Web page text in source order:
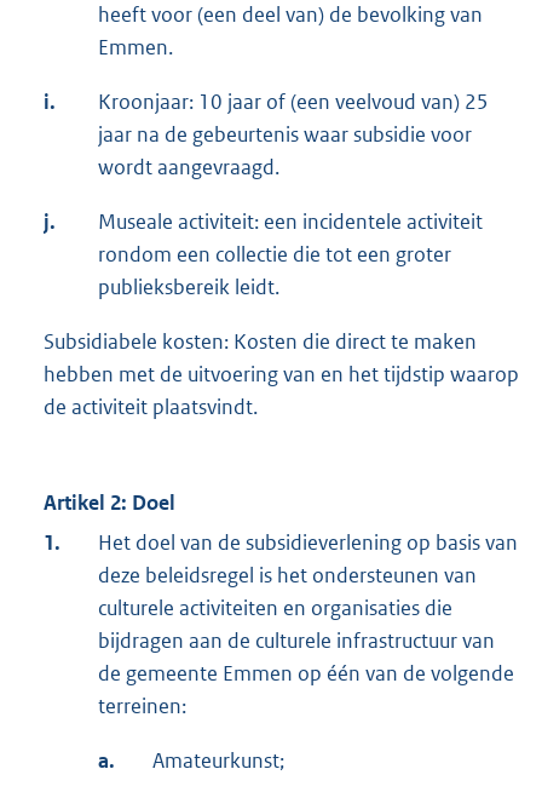
heeft voor (een deel van) de bevolking van
Emmen.
i.
Kroonjaar: 10 jaar of (een veelvoud van) 25
jaar na de gebeurtenis waar subsidie voor
wordt aangevraagd.
j.
Museale activiteit: een incidentele activiteit
rondom een collectie die tot een groter
publieksbereik leidt.
Subsidiabele kosten: Kosten die direct te maken
hebben met de uitvoering van en het tijdstip waarop
de activiteit plaatsvindt.
Artikel 2: Doel
1.
Het doel van de subsidieverlening op basis van
deze beleidsregel is het ondersteunen van
culturele activiteiten en organisaties die
bijdragen aan de culturele infrastructuur van
de gemeente Emmen op één van de volgende
terreinen:
a. Amateurkunst;